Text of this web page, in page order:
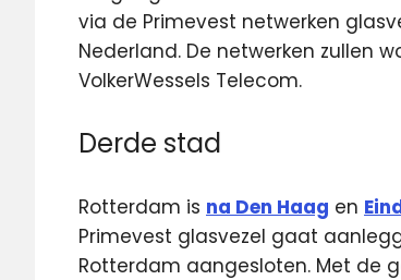
via de Primevest netwerken
Nederland. De netwerken zullen
VolkerWessels Telecom.
Derde stad
Rotterdam is na Den Haag en
Primevest glasvezel gaat
Rotterdam aangesloten. Met de